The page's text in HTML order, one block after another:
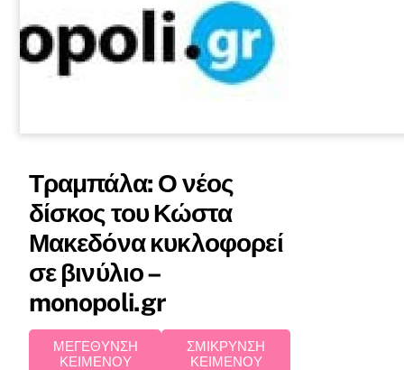
Τραμπάλα: Ο νέος
δίσκος του Κώστα
Μακεδόνα κυκλοφορεί
σε βινύλιο –
monopoli.gr
ΜΕΓΕΘΥΝΣΗ
ΚΕΙΜΕΝΟΥ
ΣΜΙΚΡΥΝΣΗ
ΚΕΙΜΕΝΟΥ